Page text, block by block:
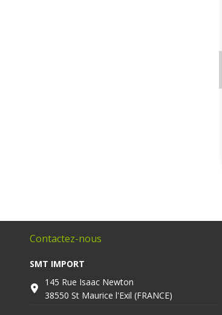
Contactez-nous
SMT IMPORT
145 Rue Isaac Newton
38550 St Maurice l'Exil (FRANCE)